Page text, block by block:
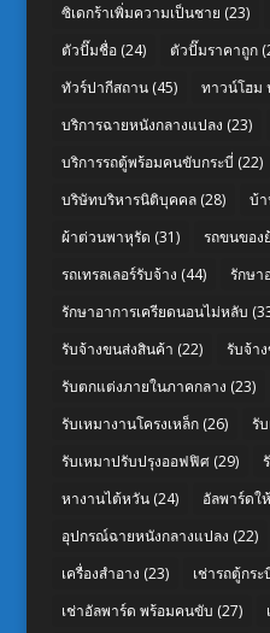
ซิเดกร้าเพิ่มความเป็นชาย (23)
ตัวปั๊มชื่อ(24) ตัวปั๊มราคาถูก
ทัวร์ปากีสถาน(45) ทาวน์โฮม
บริการฉายหนังกลางแปลง (23)
บริการรถตู้พร้อมคนขับกระบี่ (22)
บริษัทบริหารนิติบุคคล(28) บ้
ผ้าต่วนพาหุรัด (31) รถขนของ
รถเทรลเลอร์รับจ้าง (44) รักษา
รักษาอาการเครียดนอนไม่หลับ
รับจ้างขนส่งสินค้า (22) รับจ้า
รับตกแต่งภายในภาคกลาง (23)
รับเหมางานโครงเหล็ก(26) รั
รับเหมาปรับปรุงออฟฟิศ(29)
หางานไต้หวัน(24) อัลพาร์ดใ
อุปกรณ์ฉายหนังกลางแปลง (22)
เครื่องสำอาง (23) เช่ารถตู้กระ
เช่าอัลพาร์ด พร้อมคนขับ (27)